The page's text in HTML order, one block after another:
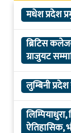
मधेश प्रदेश
ब्रिटिस
ग्राजुयट
लुम्बिनी
ऐतिहासिक,